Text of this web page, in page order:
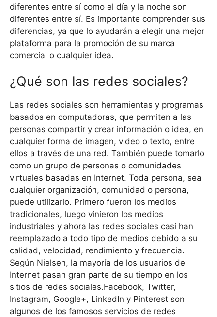
diferentes entre sí como el día y la noche son
diferentes entre sí. Es importante comprender sus
diferencias, ya que lo ayudarán a elegir una mejor
plataforma para la promoción de su marca
comercial o cualquier idea.
¿Qué son las redes sociales?
Las redes sociales son herramientas y programas
basados ​​en computadoras, que permiten a las
personas compartir y crear información o idea, en
cualquier forma de imagen, video o texto, entre
ellos a través de una red. También puede tomarlo
como un grupo de personas o comunidades
virtuales basadas en Internet. Toda persona, sea
cualquier organización, comunidad o persona,
puede utilizarlo. Primero fueron los medios
tradicionales, luego vinieron los medios
industriales y ahora las redes sociales casi han
reemplazado a todo tipo de medios debido a su
calidad, velocidad, rendimiento y frecuencia.
Según Nielsen, la mayoría de los usuarios de
Internet pasan gran parte de su tiempo en los
sitios de redes sociales.Facebook, Twitter,
Instagram, Google+, LinkedIn y Pinterest son
algunos de los famosos servicios de redes